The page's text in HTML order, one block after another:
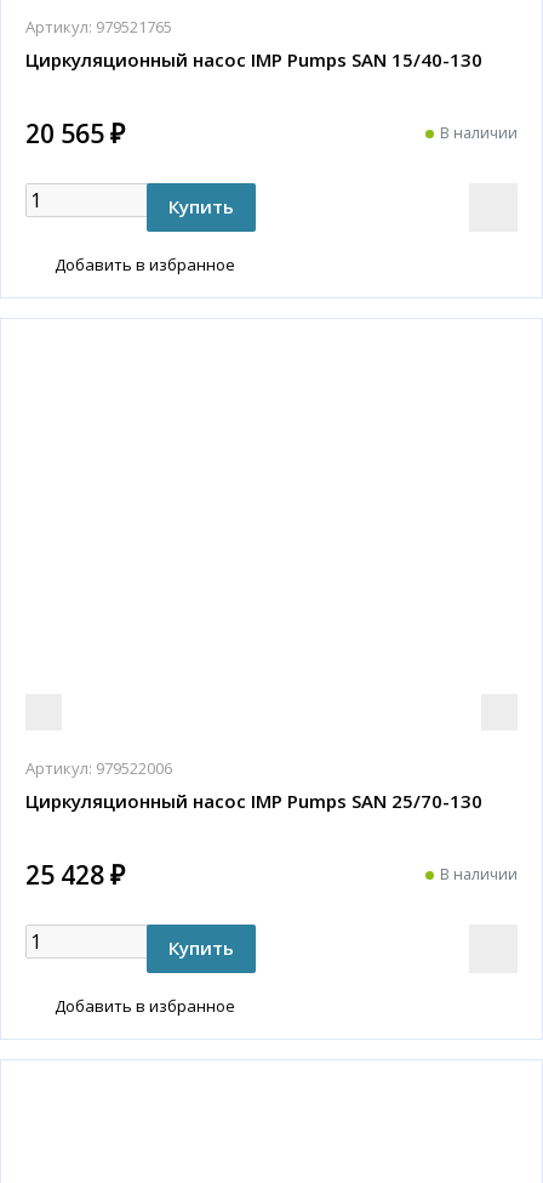
Артикул: 979521765
Циркуляционный насос IMP Pumps SAN 15/40-130
20 565 ₽ В наличии
Добавить в избранное
Артикул: 979522006
Циркуляционный насос IMP Pumps SAN 25/70-130
25 428 ₽ В наличии
Добавить в избранное